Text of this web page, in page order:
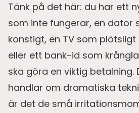
Tänk på det här: du har ett
som inte fungerar, en dator
konstigt, en TV som
eller ett bank-id som
ska göra en viktig betalning.
handlar om dramatiska
är det de små